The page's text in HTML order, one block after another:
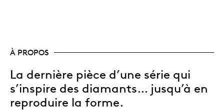
À PROPOS
La dernière pièce d’une série qui
s’inspire des diamants… jusqu’à en
reproduire la forme.